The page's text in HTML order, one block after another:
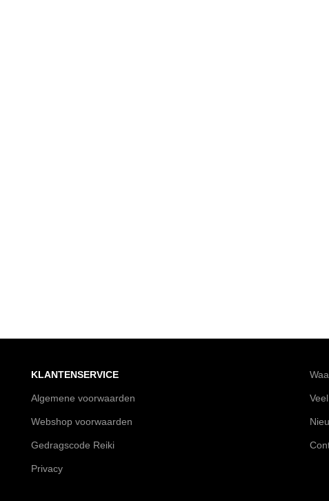
KLANTENSERVICE
Algemene voorwaarden
Webshop voorwaarden
Gedragscode Reiki
Privacy